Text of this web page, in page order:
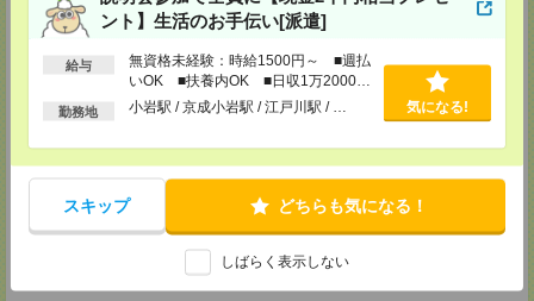
ント】生活のお手伝い[派遣]
給与
無資格未経験：時給1500円～ ■週払
いOK ■扶養内OK ■日収1万2000円
以上
勤務地 小岩駅 / 京成小岩駅 / 江戸川駅 / … 気になる!
スキップ どちらも気になる！
しばらく表示しない
東京都町田市森野1-7-23 大樹生命町田ビル6F
TEL：0120-453-285
MAIL：tenshoku@nikken-ts.jp
担当：採用担当
メディカルケア事業部 横浜オフィス
2F B区画
TEL：0120-901-799
担当：採用担当
★今ならご来社登録でQUOカード2000円分をプレゼント中★